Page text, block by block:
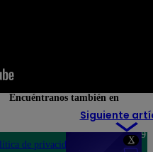
X
Siguiente
Encuéntranos también en
de privacidad
Teléfono: 219